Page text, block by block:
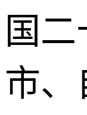
国二
市、